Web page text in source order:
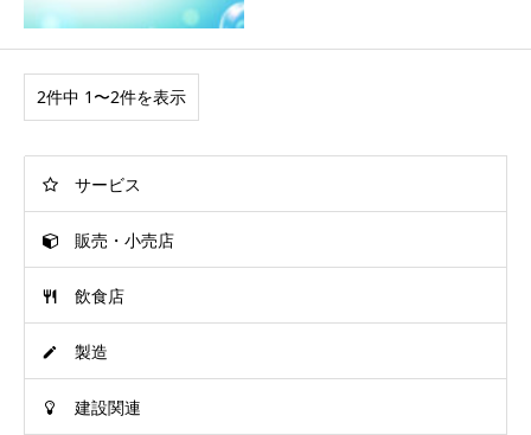
2件中 1〜2件を表示
サービス
販売・小売店
飲食店
製造
建設関連